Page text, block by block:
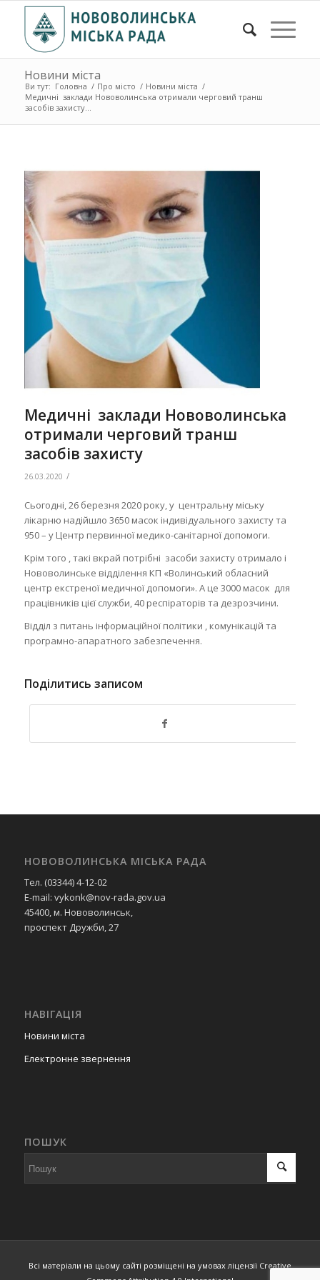
Новини міста
Ви тут: Головна / Про місто / Новини міста /
Медичні заклади Нововолинська отримали черговий транш
засобів захисту...
Медичні заклади Нововолинська
отримали черговий транш
засобів захисту
26.03.2020 /
Сьогодні, 26 березня 2020 року, у центральну міську
лікарню надійшло 3650 масок індивідуального захисту та
950 – у Центр первинної медико-санітарної допомоги.
Крім того , такі вкрай потрібні засоби захисту отримало і
Нововолинське відділення КП «Волинський обласний
центр екстреної медичної допомоги». А це 3000 масок для
працівників цієї служби, 40 респіраторів та дезрозчини.
Відділ з питань інформаційної політики , комунікацій та
програмно-апаратного забезпечення.
Поділитись записом
НОВОВОЛИНСЬКА МІСЬКА РАДА
Тел. (03344) 4-12-02
E-mail: vykonk@nov-rada.gov.ua
45400, м. Нововолинськ,
проспект Дружби, 27
НАВІГАЦІЯ
Новини міста
Електронне звернення
ПОШУК
Всі матеріали на цьому сайті розміщені на умовах ліцензії Creative